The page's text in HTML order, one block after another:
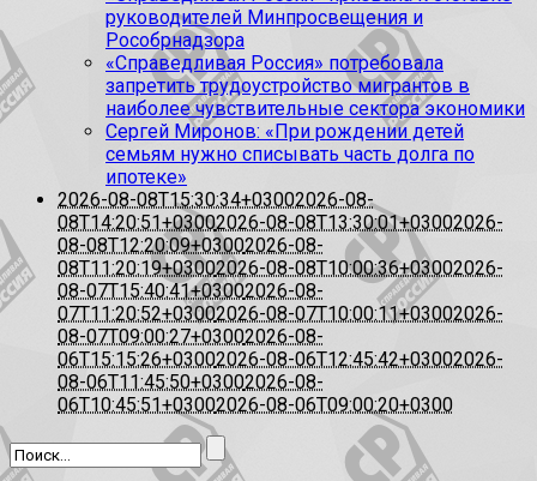
руководителей Минпросвещения и
Рособрнадзора
«Справедливая Россия» потребовала
запретить трудоустройство мигрантов в
наиболее чувствительные сектора экономики
Сергей Миронов: «При рождении детей
семьям нужно списывать часть долга по
ипотеке»
2026-08-08T15:30:34+03002026-08-
08T14:20:51+03002026-08-08T13:30:01+03002026-
08-08T12:20:09+03002026-08-
08T11:20:19+03002026-08-08T10:00:36+03002026-
08-07T15:40:41+03002026-08-
07T11:20:52+03002026-08-07T10:00:11+03002026-
08-07T09:00:27+03002026-08-
06T15:15:26+03002026-08-06T12:45:42+03002026-
08-06T11:45:50+03002026-08-
06T10:45:51+03002026-08-06T09:00:20+0300